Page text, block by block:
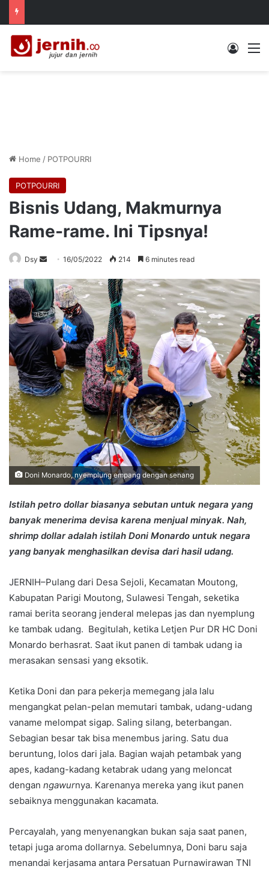
Log In
Home / POTPOURRI
POTPOURRI
Bisnis Udang, Makmurnya
Rame-rame. Ini Tipsnya!
Dsy
Send
email
16/05/2022 214 6 minutes read
Doni Monardo, nyemplung empang dengan senang
Istilah petro dollar biasanya sebutan untuk negara yang
banyak menerima devisa karena menjual minyak. Nah,
shrimp dollar adalah istilah Doni Monardo untuk negara
yang banyak menghasilkan devisa dari hasil udang.
JERNIH–Pulang dari Desa Sejoli, Kecamatan Moutong,
Kabupatan Parigi Moutong, Sulawesi Tengah, seketika
ramai berita seorang jenderal melepas jas dan nyemplung
ke tambak udang. Begitulah, ketika Letjen Pur DR HC Doni
Monardo berhasrat. Saat ikut panen di tambak udang ia
merasakan sensasi yang eksotik.
Ketika Doni dan para pekerja memegang jala lalu
mengangkat pelan-pelan memutari tambak, udang-udang
vaname melompat sigap. Saling silang, beterbangan.
Sebagian besar tak bisa menembus jaring. Satu dua
beruntung, lolos dari jala. Bagian wajah petambak yang
apes, kadang-kadang ketabrak udang yang meloncat
dengan ngawurnya. Karenanya mereka yang ikut panen
sebaiknya menggunakan kacamata.
Percayalah, yang menyenangkan bukan saja saat panen,
tetapi juga aroma dollarnya. Sebelumnya, Doni baru saja
menandai kerjasama antara Persatuan Purnawirawan TNI